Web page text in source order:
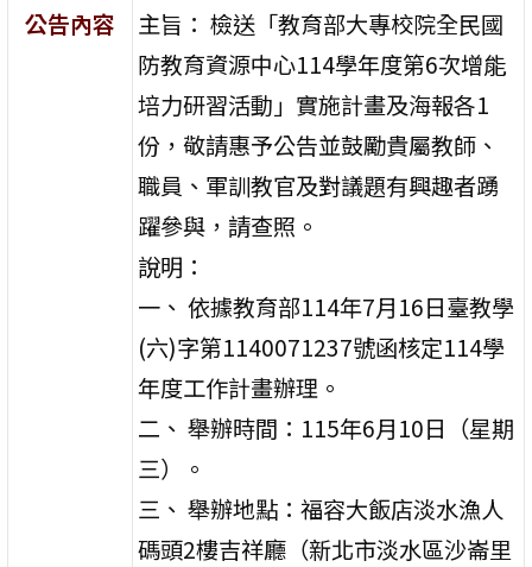
公告內容
主旨： 檢送「教育部大專校院全民國
防教育資源中心114學年度第6次增能
培力研習活動」實施計畫及海報各1
份，敬請惠予公告並鼓勵貴屬教師、
職員、軍訓教官及對議題有興趣者踴
躍參與，請查照。
說明：
一、 依據教育部114年7月16日臺教學
(六)字第1140071237號函核定114學
年度工作計畫辦理。
二、 舉辦時間：115年6月10日（星期
三）。
三、 舉辦地點：福容大飯店淡水漁人
碼頭2樓吉祥廳（新北市淡水區沙崙里